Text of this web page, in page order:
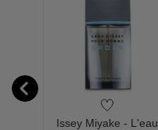
Issey Miyake - L'eau